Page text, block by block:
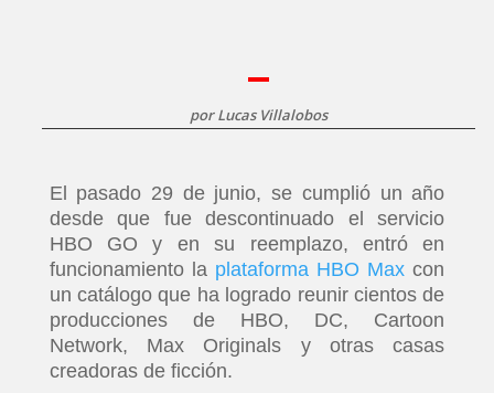
porLucas Villalobos
El pasado 29 de junio, se cumplió un año
desde que fue descontinuado el servicio
HBO GO y en su reemplazo, entró en
funcionamiento la plataforma HBO Max con
un catálogo que ha logrado reunir cientos de
producciones de HBO, DC, Cartoon
Network, Max Originals y otras casas
creadoras de ficción.